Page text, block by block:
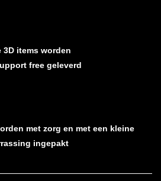
3D items worden
free geleverd
met zorg en met een kleine
ingepakt